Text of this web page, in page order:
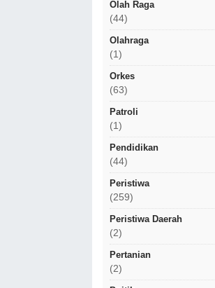
Olah Raga
(44)
Olahraga
(1)
Orkes
(63)
Patroli
(1)
Pendidikan
(44)
Peristiwa
(259)
Peristiwa Daerah
(2)
Pertanian
(2)